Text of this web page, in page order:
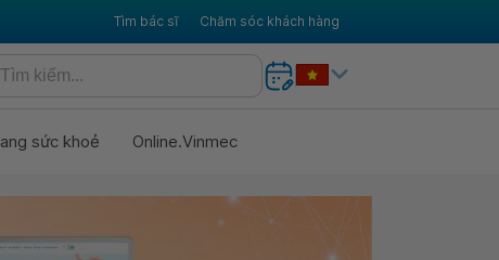
Tìm bác sĩ Chăm sóc khách hàng
sức khoẻ Online.Vinmec